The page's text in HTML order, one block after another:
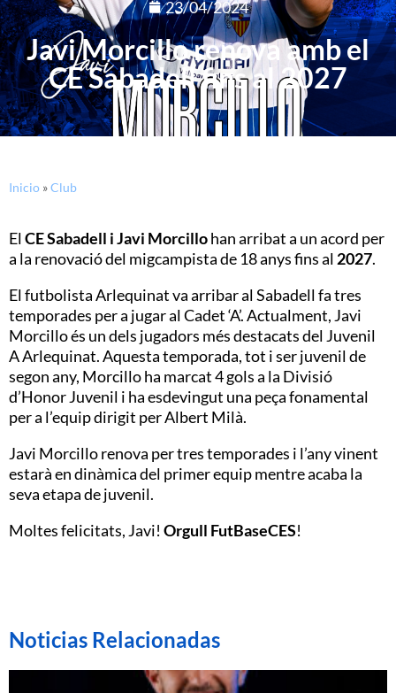
23/04/2024
Javi Morcillo renova amb el
CE Sabadell fins al 2027
Inicio »Club
ElCE Sabadell iJavi Morcillohan arribat a un acord per
a la renovació del migcampista de 18 anys fins al 2027.
El futbolista Arlequinat va arribar al Sabadell fa tres
temporades per a jugar al Cadet ‘A’. Actualment, Javi
Morcillo és un dels jugadors més destacats del Juvenil
A Arlequinat. Aquesta temporada, tot i ser juvenil de
segon any, Morcillo ha marcat 4 gols a la Divisió
d’Honor Juvenil i ha esdevingut una peça fonamental
per a l’equip dirigit per Albert Milà.
Javi Morcillo renova per tres temporades i l’any vinent
estarà en dinàmica del primer equip mentre acaba la
seva etapa de juvenil.
Moltes felicitats, Javi! Orgull FutBaseCES!
Noticias Relacionadas